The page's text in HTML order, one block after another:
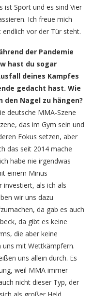
ist Sport und es sind Vier-
Ich freue mich
vor der Tür steht.
der Pandemie
hast du sogar
deines Kampfes
gedacht hast. Wie
den Nagel zu hängen?
deutsche MMA-Szene
das im Gym sein und
Fokus setzen, aber
das seit 2014 mache
habe nie irgendwas
einem Minus
investiert, als ich als
wir uns dazu
da gab es auch
da gibt es keine
die aber keine
uns mit Wettkämpfern.
uns allein durch. Es
weil MMA immer
nicht dieser Typ, der